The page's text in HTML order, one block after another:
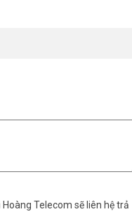
Telecom sẽ liên hệ trả